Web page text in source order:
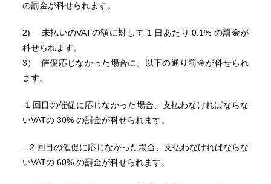
の罰金が科せられます。
2) 未払いのVATの額に対して 1 日あたり 0.1% の罰金が
科せられます。
3） 催促応じなかった場合に、以下の通り罰金が科せられ
ます。
-1 回目の催促に応じなかった場合、支払わなければならな
いVATの 30% の罰金が科せられます。
– 2 回目の催促に応じなかった場合、支払わなければならな
いVATの 60% の罰金が科せられます。